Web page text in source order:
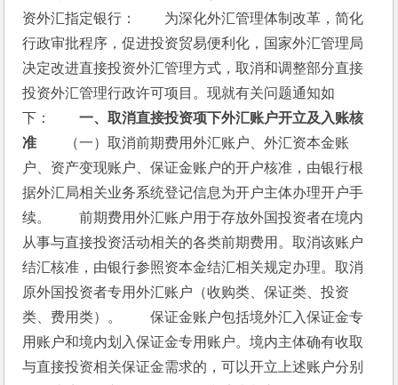
资外汇指定银行：　　为深化外汇管理体制改革，简化
行政审批程序，促进投资贸易便利化，国家外汇管理局
决定改进直接投资外汇管理方式，取消和调整部分直接
投资外汇管理行政许可项目。现就有关问题通知如
下： 一、取消直接投资项下外汇账户开立及入账核
准 （一）取消前期费用外汇账户、外汇资本金账
户、资产变现账户、保证金账户的开户核准，由银行根
据外汇局相关业务系统登记信息为开户主体办理开户手
续。　　前期费用外汇账户用于存放外国投资者在境内
从事与直接投资活动相关的各类前期费用。取消该账户
结汇核准，由银行参照资本金结汇相关规定办理。取消
原外国投资者专用外汇账户（收购类、保证类、投资
类、费用类）。　　保证金账户包括境外汇入保证金专
用账户和境内划入保证金专用账户。境内主体确有收取
与直接投资相关保证金需求的，可以开立上述账户分别